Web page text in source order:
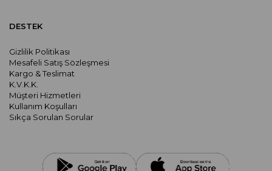
DESTEK
Gizlilik Politikası
Mesafeli Satış Sözleşmesi
Kargo & Teslimat
K.V.K.K.
Müşteri Hizmetleri
Kullanım Koşulları
Sıkça Sorulan Sorular